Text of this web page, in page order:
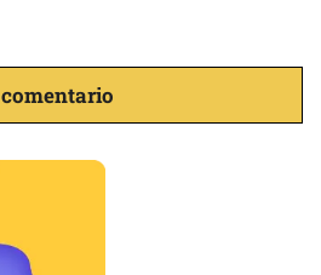
1 comentario